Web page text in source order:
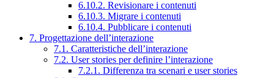
6.10.2. Revisionare i contenuti
6.10.3. Migrare i contenuti
6.10.4. Pubblicare i contenuti
7. Progettazione dell’interazione
7.1. Caratteristiche dell’interazione
7.2. User stories per definire l’interazione
7.2.1. Differenza tra scenari e user stories